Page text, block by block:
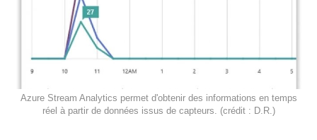
Azure Stream Analytics permet d'obtenir des informations en temps
réel à partir de données issus de capteurs. (crédit : D.R.)